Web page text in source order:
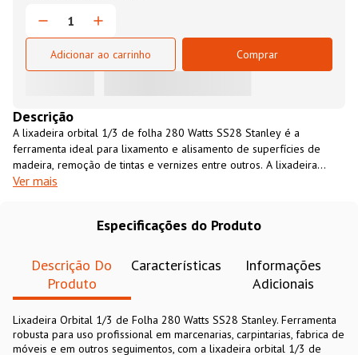
Adicionar ao carrinho Comprar
Descrição
A lixadeira orbital 1/3 de folha 280 Watts SS28 Stanley é a
ferramenta ideal para lixamento e alisamento de superfícies de
madeira, remoção de tintas e vernizes entre outros. A lixadeira
orbital 1/3 de folha 280 Watts SS28 Stanley possui base de
de móveis, vidraçarias e outros.
Ver mais
Especificações do Produto
Descrição Do
Produto
Características
Informações
Adicionais
Lixadeira Orbital 1/3 de Folha 280 Watts SS28 Stanley. Ferramenta
robusta para uso profissional em marcenarias, carpintarias, fabrica de
móveis e em outros seguimentos, com a lixadeira orbital 1/3 de